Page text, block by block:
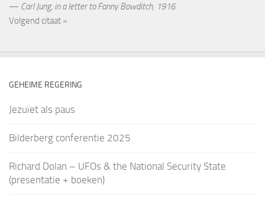
— Carl Jung, in a letter to Fanny Bowditch, 1916
Volgend citaat »
GEHEIME REGERING
Jezuïet als paus
Bilderberg conferentie 2025
Richard Dolan – UFOs & the National Security State
(presentatie + boeken)